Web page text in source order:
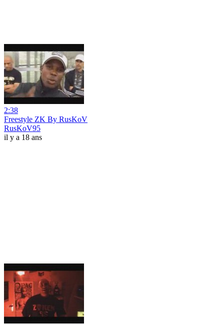
2:38
Freestyle ZK By RusKoV
RusKoV95
il y a 18 ans